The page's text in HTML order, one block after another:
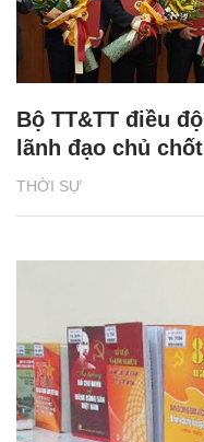
THỜI SỰ
Bộ TT&TT điều
lãnh đạo chủ chốt